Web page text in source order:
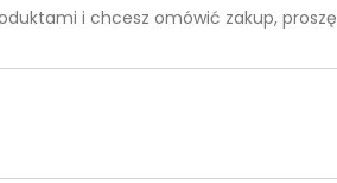
i chcesz omówić zakup, proszę